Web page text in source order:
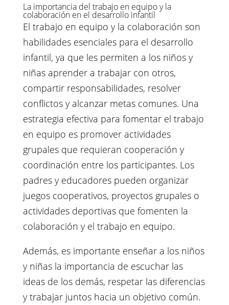
La importancia del trabajo en equipo y la
colaboración en el desarrollo infantil
El trabajo en equipo y la colaboración son
habilidades esenciales para el desarrollo
infantil, ya que les permiten a los niños y
niñas aprender a trabajar con otros,
compartir responsabilidades, resolver
conflictos y alcanzar metas comunes. Una
estrategia efectiva para fomentar el trabajo
en equipo es promover actividades
grupales que requieran cooperación y
coordinación entre los participantes. Los
padres y educadores pueden organizar
juegos cooperativos, proyectos grupales o
actividades deportivas que fomenten la
colaboración y el trabajo en equipo.
Además, es importante enseñar a los niños
y niñas la importancia de escuchar las
ideas de los demás, respetar las diferencias
y trabajar juntos hacia un objetivo común.